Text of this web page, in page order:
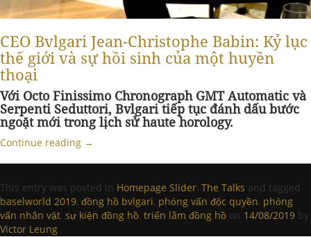
CEO Bvlgari Jean-Christophe Babin: Kỷ lục
thế giới và sự hồi sinh của một huyền
thoại
Với Octo Finissimo Chronograph GMT Automatic và
Serpenti Seduttori, Bvlgari tiếp tục đánh dấu bước
ngoặt mới trong lịch sử haute horology.
Continue reading →
This entry was posted in Homepage Slider, The Talks and tagged
baselworld 2019, đồng hồ bvlgari, phỏng vấn độc quyền, phỏng
vấn nhân vật, sự kiện đồng hồ, triển lãm đồng hồ on 14/08/2019 by
Victor Leung.